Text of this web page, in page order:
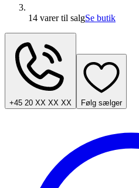
14 varertil salgSe butik
+45 20 XX XX XX Følg sælger